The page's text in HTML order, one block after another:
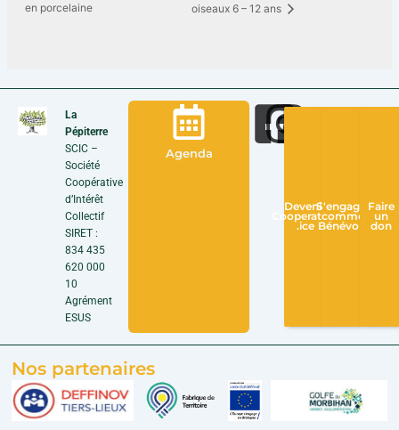
en porcelaine
oiseaux 6 – 12 ans
La
Pépiterre
SCIC –
Société
Coopérative
d’Intérêt
Collectif
SIRET :
834 435
620 000
10
Agrément
ESUS
Agenda
Devenir
Cooperateur
.ice
S'engager
comme
Bénévole
Faire
un
don
Nos partenaires